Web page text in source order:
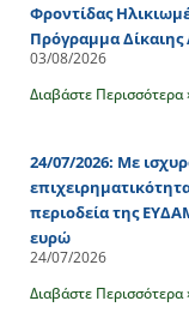
Φροντίδας
Πρόγραμμα Δίκαιης
03/08/2026
Διαβάστε Περισσότερα
24/07/2026: Με
περιοδεία της
ευρώ
24/07/2026
Διαβάστε Περισσότερα